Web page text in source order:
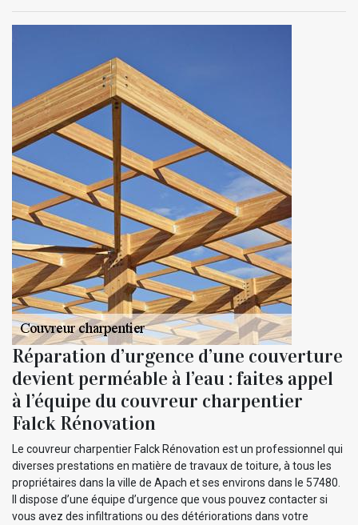
Réparation d’urgence d’une couverture
devient perméable à l’eau : faites appel
à l’équipe du couvreur charpentier
Falck Rénovation
Le couvreur charpentier Falck Rénovation est un professionnel qui
diverses prestations en matière de travaux de toiture, à tous les
propriétaires dans la ville de Apach et ses environs dans le 57480.
Il dispose d’une équipe d’urgence que vous pouvez contacter si
vous avez des infiltrations ou des détériorations dans votre